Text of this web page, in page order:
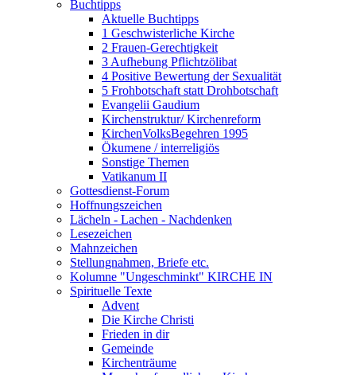
Buchtipps
Aktuelle Buchtipps
1 Geschwisterliche Kirche
2 Frauen-Gerechtigkeit
3 Aufhebung Pflichtzölibat
4 Positive Bewertung der Sexualität
5 Frohbotschaft statt Drohbotschaft
Evangelii Gaudium
Kirchenstruktur/ Kirchenreform
KirchenVolksBegehren 1995
Ökumene / interreligiös
Sonstige Themen
Vatikanum II
Gottesdienst-Forum
Hoffnungszeichen
Lächeln - Lachen - Nachdenken
Lesezeichen
Mahnzeichen
Stellungnahmen, Briefe etc.
Kolumne "Ungeschminkt" KIRCHE IN
Spirituelle Texte
Advent
Die Kirche Christi
Frieden in dir
Gemeinde
Kirchenträume